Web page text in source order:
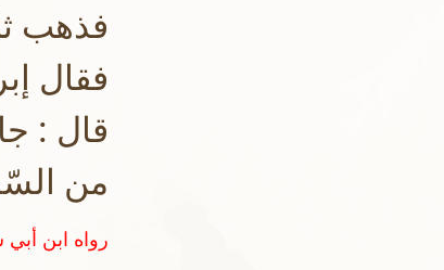
فذهب
فقال
قال :
من